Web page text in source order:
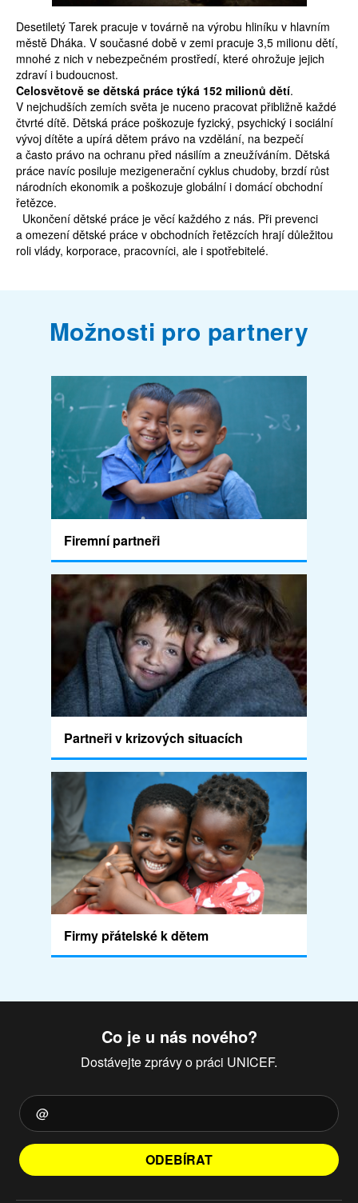
Desetiletý Tarek pracuje v továrně na výrobu hliníku v hlavním
městě Dháka. V současné době v zemi pracuje 3,5 milionu dětí,
mnohé z nich v nebezpečném prostředí, které ohrožuje jejich
zdraví i budoucnost.
Celosvětově se dětská práce týká 152 milionů dětí.
V nejchudších zemích světa je nuceno pracovat přibližně každé
čtvrté dítě. Dětská práce poškozuje fyzický, psychický i sociální
vývoj dítěte a upírá dětem právo na vzdělání, na bezpečí
a často právo na ochranu před násilím a zneužíváním. Dětská
práce navíc posiluje mezigenerační cyklus chudoby, brzdí růst
národních ekonomik a poškozuje globální i domácí obchodní
řetězce.
Ukončení dětské práce je věcí každého z nás. Při prevenci
a omezení dětské práce v obchodních řetězcích hrají důležitou
roli vlády, korporace, pracovníci, ale i spotřebitelé.
Možnosti pro partnery
Firemní partneři
Partneři v krizových situacích
Firmy přátelské k dětem
Co je u nás nového?
Dostávejte zprávy o práci UNICEF.
ODEBÍRAT